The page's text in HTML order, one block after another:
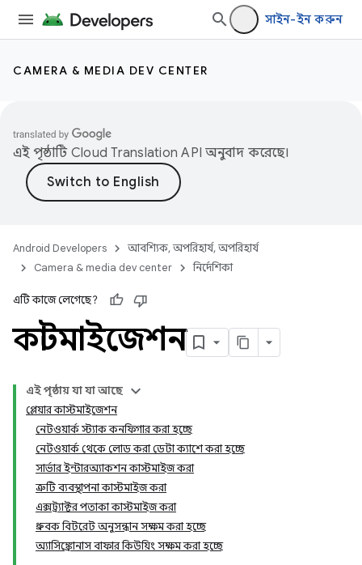
সাইন-ইন করুন
CAMERA & MEDIA DEV CENTER
এই পৃষ্ঠাটি Cloud Translation API অনুবাদ করেছে।
Android Developers
আবশ্যিক, অপরিহার্য, অপরিহার্য
Camera & media dev center
নির্দেশিকা
এটি কাজে লেগেছে?
কাস্টমাইজেশন
এই পৃষ্ঠায় যা যা আছে
প্লেয়ার কাস্টমাইজেশন
নেটওয়ার্ক স্ট্যাক কনফিগার করা হচ্ছে
নেটওয়ার্ক থেকে লোড করা ডেটা ক্যাশে করা হচ্ছে
সার্ভার ইন্টারঅ্যাকশন কাস্টমাইজ করা
ত্রুটি ব্যবস্থাপনা কাস্টমাইজ করা
এক্সট্র্যাক্টর পতাকা কাস্টমাইজ করা
ধ্রুবক বিটরেট অনুসন্ধান সক্ষম করা হচ্ছে
অ্যাসিঙ্ক্রোনাস বাফার কিউয়িং সক্ষম করা হচ্ছে